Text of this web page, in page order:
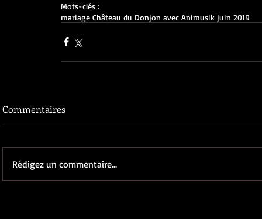
Mots-clés :
mariage Château du Donjon avec Animusik juin 2019
Commentaires
Rédigez un commentaire...